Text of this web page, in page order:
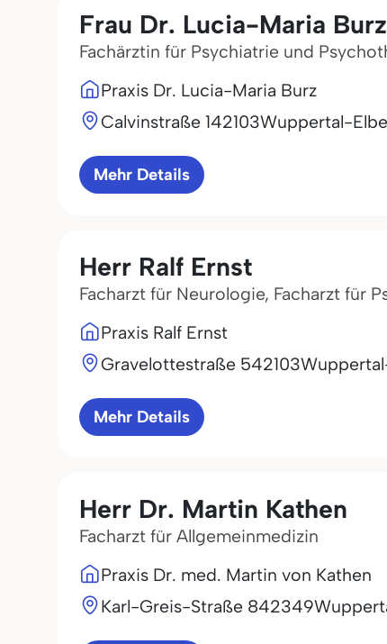
Frau Dr. Lucia-Maria Burz
Fachärztin für Psychiatrie und
Praxis Dr. Lucia-Maria Burz
Calvinstraße 142103Wuppertal-
Mehr Details
Herr Ralf Ernst
Facharzt für Neurologie, Facharzt für
Praxis Ralf Ernst
Gravelottestraße 542103
Mehr Details
Herr Dr. Martin Kathen
Facharzt für Allgemeinmedizin
Praxis Dr. med. Martin von Kathen
Karl-Greis-Straße 842349